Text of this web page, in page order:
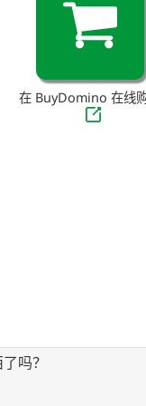
在 BuyDomino 在线
吗？